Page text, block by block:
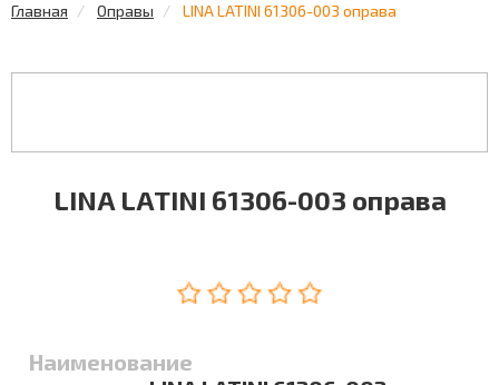
Главная Оправы LINA LATINI 61306-003 оправа
LINA LATINI 61306-003 оправа
Наименование